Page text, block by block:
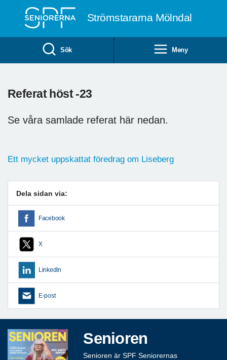
Strömstararna Mölndal
Sök Meny
Referat höst -23
Se våra samlade referat här nedan.
Ett mycket uppskattat föredrag om Liseberg
Dela sidan via:
Facebook
X
LinkedIn
E-post
Senioren
Senioren är SPF Seniorernas